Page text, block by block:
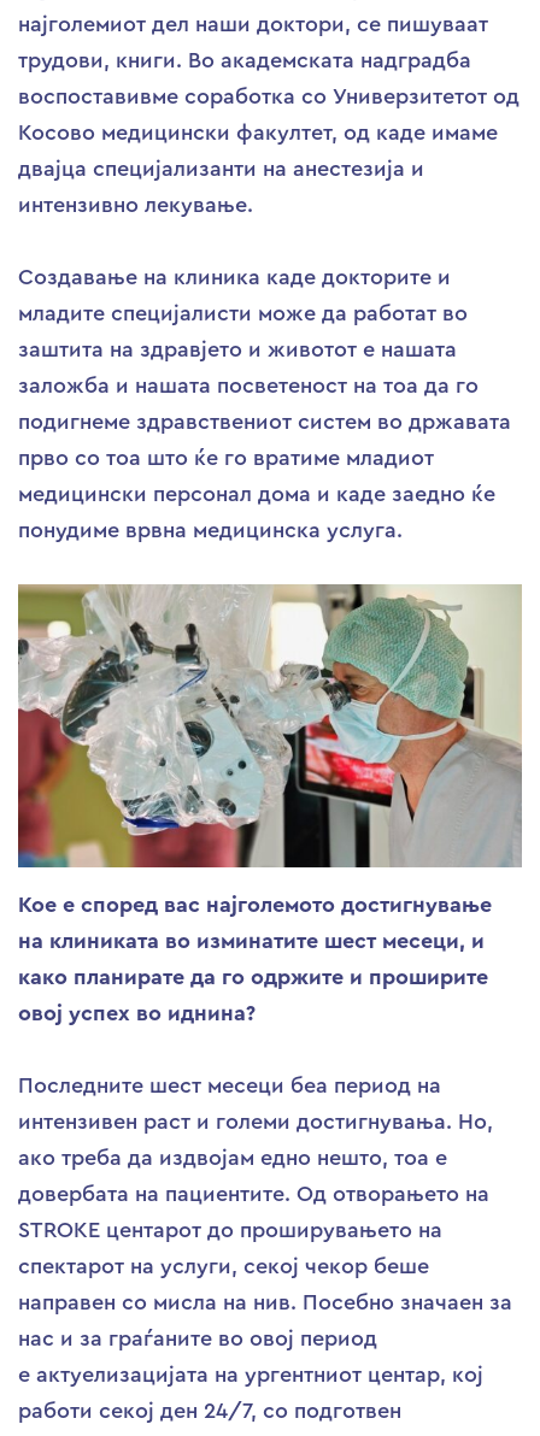
најголемиот дел наши доктори, се пишуваат
трудови, книги. Во академската надградба
воспоставивме соработка со Универзитетот од
Косово медицински факултет, од каде имаме
двајца специјализанти на анестезија и
интензивно лекување.
Создавање на клиника каде докторите и
младите специјалисти може да работат во
заштита на здравјето и животот е нашата
заложба и нашата посветеност на тоа да го
подигнеме здравствениот систем во државата
прво со тоа што ќе го вратиме младиот
медицински персонал дома и каде заедно ќе
понудиме врвна медицинска услуга.
Кое е според вас најголемото достигнување
на клиниката во изминатите шест месеци, и
како планирате да го одржите и проширите
овој успех во иднина?
Последните шест месеци беа период на
интензивен раст и големи достигнувања. Но,
ако треба да издвојам едно нешто, тоа е
довербата на пациентите. Од отворањето на
STROKE центарот до проширувањето на
спектарот на услуги, секој чекор беше
направен со мисла на нив. Посебно значаен за
нас и за граѓаните во овој период
е актуелизацијата на ургентниот центар, кој
работи секој ден 24/7, со подготвен